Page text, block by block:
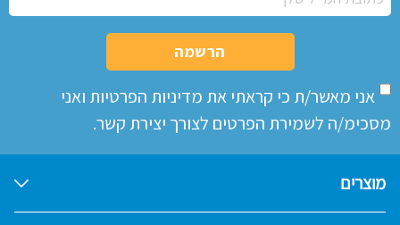
אני מאשר/ת כי קראתי את מדיניות הפרטיות ואני
מסכימ/ה לשמירת הפרטים לצורך יצירת קשר.
הרשמה
מוצרים